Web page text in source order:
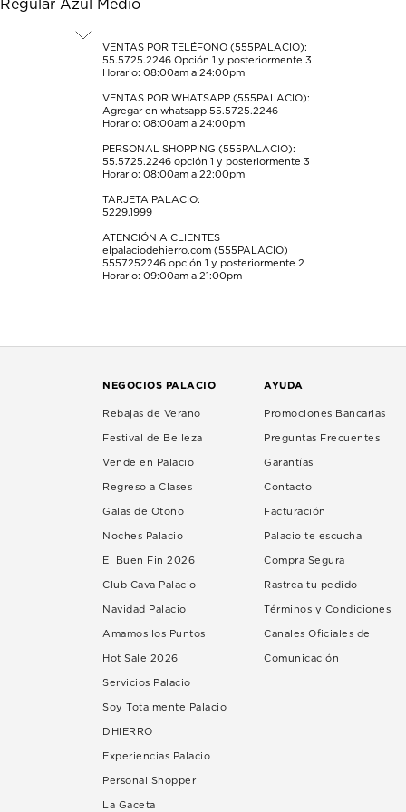
abrirá
formulario
abrirá
formulario
de
abrirá
formulario
de
formulario
de
formulario
de
envío.
Regular Azul Medio
VENTAS POR TELÉFONO (555PALACIO):
55.5725.2246 Opción 1 y posteriormente 3
Horario: 08:00am a 24:00pm
VENTAS POR WHATSAPP (555PALACIO):
Agregar en whatsapp 55.5725.2246
Horario: 08:00am a 24:00pm
PERSONAL SHOPPING (555PALACIO):
55.5725.2246 opción 1 y posteriormente 3
Horario: 08:00am a 22:00pm
TARJETA PALACIO:
5229.1999
ATENCIÓN A CLIENTES
elpalaciodehierro.com (555PALACIO)
5557252246 opción 1 y posteriormente 2
Horario: 09:00am a 21:00pm
NEGOCIOS PALACIO
Rebajas de Verano
Festival de Belleza
Vende en Palacio
Regreso a Clases
Galas de Otoño
Noches Palacio
El Buen Fin 2026
Club Cava Palacio
Navidad Palacio
Amamos los Puntos
Hot Sale 2026
Servicios Palacio
Soy Totalmente Palacio
DHIERRO
Experiencias Palacio
Personal Shopper
La Gaceta
AYUDA
Promociones Bancarias
Preguntas Frecuentes
Garantías
Contacto
Facturación
Palacio te escucha
Compra Segura
Rastrea tu pedido
Términos y Condiciones
Canales Oficiales de
Comunicación